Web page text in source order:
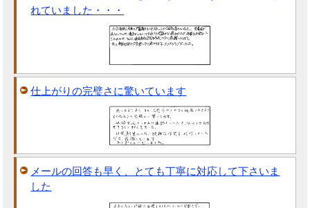
れていました・・・
仕上がりの完璧さに驚いています
メールの回答も早く、とても丁寧に対応して下さいま
した